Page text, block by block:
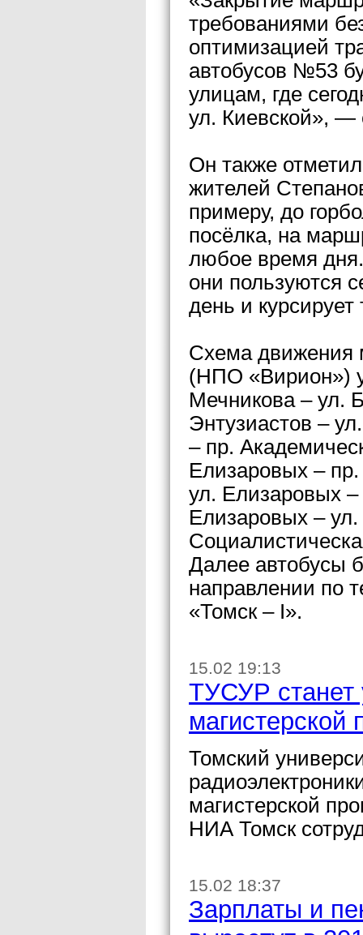
требованиями
оптимизацией
автобусов №53
улицам, где
ул. Киевской», —
Он также
жителей
примеру, до
посёлка, на
любое время
они пользуются
день и курсирует
Схема движения
(НПО «Вирион»)
Мечникова – ул.
Энтузиастов –
– пр.
Елизаровых –
ул. Елизаровых
Елизаровых –
Далее автобусы
направлении по
«Томск – I».
15.02 19:13
ТУСУР станет
Томский
магистерской
НИА Томск
15.02 18:37
Зарплаты и